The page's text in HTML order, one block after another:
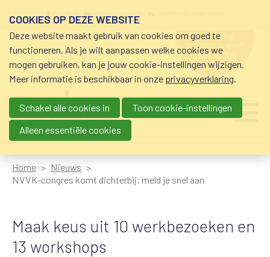
schuldhulp • sociaal krediet •
budgetbeheer • beschermingsbewind
hulp nodig
bij geldzorgen?
0800-8115.nl
Main navigation
Home
Nieuws
NVVK-congres komt dichterbij; meld je snel aan
Maak keus uit 10 werkbezoeken en
13 workshops
COOKIES OP DEZE WEBSITE
Deze website maakt gebruik van cookies om goed te
functioneren. Als je wilt aanpassen welke cookies we
mogen gebruiken, kan je jouw cookie-instellingen wijzigen.
Meer informatie is beschikbaar in onze privacyverklaring.
Schakel alle cookies in
Toon cookie-instellingen
Alleen essentiële cookies